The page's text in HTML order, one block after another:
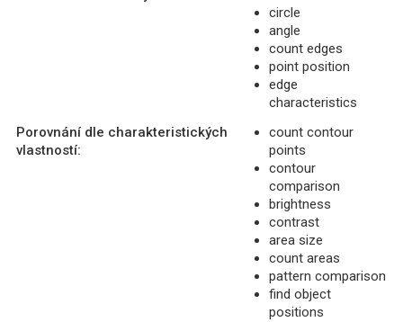
circle
angle
count edges
point position
edge
characteristics
Porovnání dle charakteristických
vlastností:
count contour
points
contour
comparison
brightness
contrast
area size
count areas
pattern comparison
find object
positions